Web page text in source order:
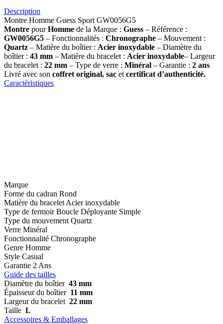
Description
Montre Homme Guess Sport GW0056G5
Montre pourHomme de la Marque : Guess – Référence :
GW0056G5 – Fonctionnalités : Chronographe – Mouvement :
Quartz – Matière du boîtier : Acier inoxydable – Diamètre du
boîtier : 43 mm – Matière du bracelet : Acier inoxydable– Largeur
du bracelet : 22 mm – Type de verre : Minéral – Garantie : 2 ans
Livré avec son coffret original, sac et certificat d’authenticité.
Caractéristiques
Marque
Forme du cadran Rond
Matière du bracelet Acier inoxydable
Type de fermoir Boucle Déployante Simple
Type du mouvement Quartz
Verre Minéral
Fonctionnalité Chronographe
Genre Homme
Style Casual
Garantie 2 Ans
Guide des tailles
Diamètre du boîtier 43 mm
Épaisseur du boîtier 11 mm
Largeur du bracelet 22 mm
Taille L
Accessoires & Emballages